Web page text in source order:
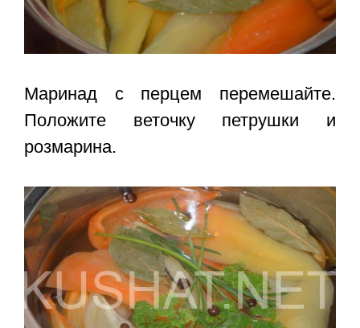
Маринад с перцем перемешайте.
Положите веточку петрушки и
розмарина.